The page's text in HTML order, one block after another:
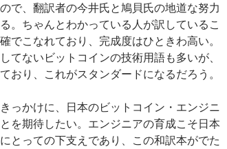
で、翻訳者の今井氏と鳩貝氏の地道な努力
。ちゃんとわかっている人が訳しているこ
でこなれており、完成度はひときわ高い。
てないビットコインの技術用語も多いが、
おり、これがスタンダードになるだろう。
っかけに、日本のビットコイン・エンジニ
を期待したい。エンジニアの育成こそ日本
とっての下支えであり、この和訳本がでた